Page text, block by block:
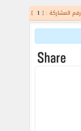
رقم المشاركة : [ 1
]